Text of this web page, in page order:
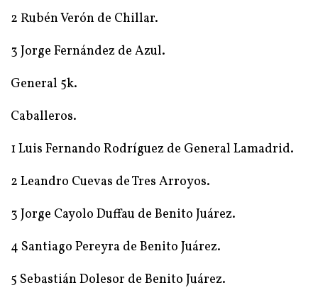
2 Rubén Verón de Chillar.
3 Jorge Fernández de Azul.
General 5k.
Caballeros.
1 Luis Fernando Rodríguez de General Lamadrid.
2 Leandro Cuevas de Tres Arroyos.
3 Jorge Cayolo Duffau de Benito Juárez.
4 Santiago Pereyra de Benito Juárez.
5 Sebastián Dolesor de Benito Juárez.